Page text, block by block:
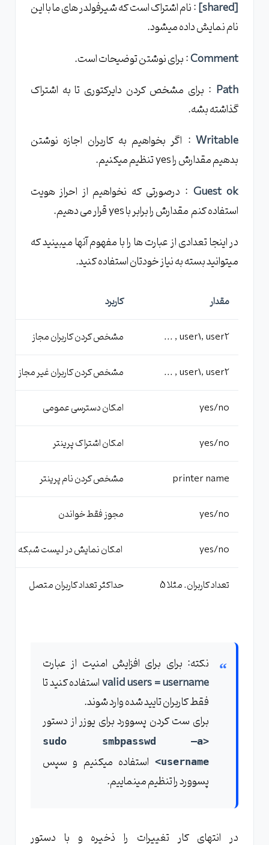
[shared]
: نام اشتراک است که شیرفولدر های ما با این
نام نمایش داده میشود.
Comment: برای نوشتن توضیحات است.
Path : برای مشخص کردن دایرکتوری تا به اشتراک
گذاشته بشه.
Writable : اگر بخواهیم به کاربران اجازه نوشتن
بدهیم مقدارش را yes تنظیم میکنیم.
Guest ok : درصورتی که نخواهیم از احراز هویت
استفاده کنم مقدارش را برابر با yes قرار می دهیم.
در اینجا تعدادی از عبارت ها را با مفهوم آنها میبینید که
میتوانید بسته به نیاز خودتان استفاده کنید.
مقدار کاربرد
user1, user2 , ... مشخص کردن کاربران مجاز
user1, user2 , ... مشخص کردن کاربران غیر مجاز
yes/no امکان دسترسی عمومی
yes/no امکان اشتراک پرینتر
printer name مشخص کردن نام پرینتر
yes/no مجوز فقط خواندن
yes/no امکان نمایش در لیست شبکه
تعداد کاربران. مثلا 5 حداکثر تعداد کاربران متصل
نکته: برای برای افزایش امنیت از عبارت
valid users = username استفاده کنید تا
فقط کاربران تایید شده وارد شوند.
برای ست کردن پسوورد برای یوزر از دستور
<sudo smbpasswd –a
<username استفاده میکنیم و سپس
پسوورد را تنظیم مینماییم.
در انتهای کار تغییرات را ذخیره و با دستور